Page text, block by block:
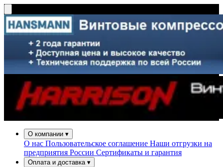
О компании ▾
О нас Пользовательское соглашение Наши отгрузки на
предприятия России Сертификаты и гарантия
Оплата и доставка ▾